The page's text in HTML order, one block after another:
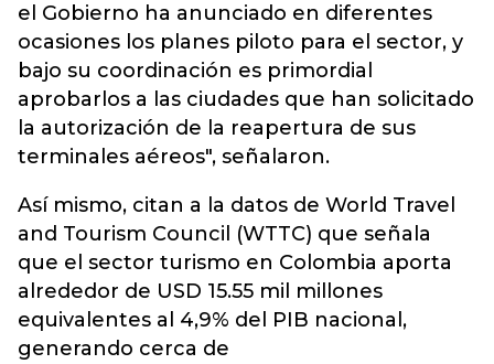
el Gobierno ha anunciado en diferentes
ocasiones los planes piloto para el sector, y
bajo su coordinación es primordial
aprobarlos a las ciudades que han solicitado
la autorización de la reapertura de sus
terminales aéreos", señalaron.
Así mismo, citan a la datos de World Travel
and Tourism Council (WTTC) que señala
que el sector turismo en Colombia aporta
alrededor de USD 15.55 mil millones
equivalentes al 4,9% del PIB nacional,
generando cerca de